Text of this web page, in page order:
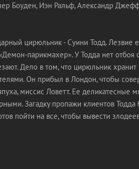
Боуден, Иэн Ральф, Александр
цирюльник - Суини Тодд. Лезвие
парикмахер». У Тодда нет отбоя
Дело в том, что цирюльник хранит
Он прибыл в Лондон, чтобы
миссис Ловетт. Ее деликатесные
Загадку пропажи клиентов Тодда
пойти на все, чтобы вывести